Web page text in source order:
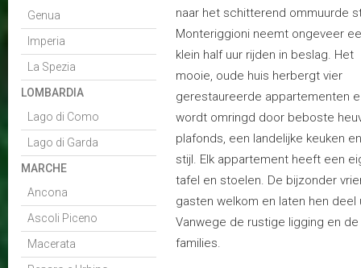
Genua
Imperia
La Spezia
LOMBARDIA
Lago di Como
Lago di Garda
MARCHE
Ancona
Ascoli Piceno
Macerata
naar het schitterend ommuurde
Monteriggioni neemt ongeveer
klein half uur rijden in beslag. Het
mooie, oude huis herbergt vier
gerestaureerde appartementen
wordt omringd door beboste
plafonds, een landelijke keuken
stijl. Elk appartement heeft een
tafel en stoelen. De bijzonder
gasten welkom en laten hen deel
Vanwege de rustige ligging en
families.